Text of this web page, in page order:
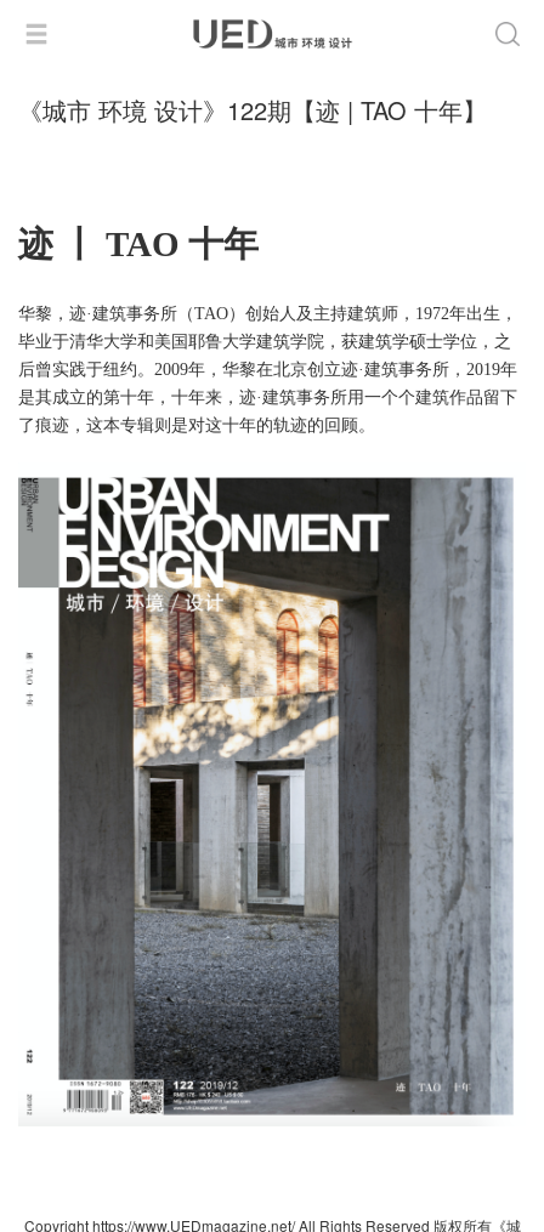
《城市 环境 设计》122期【迹 | TAO 十年】
迹 TAO 十年
华黎，迹·建筑事务所（TAO）创始人及主持建筑师，1972年出生，
毕业于清华大学和美国耶鲁大学建筑学院，获建筑学硕士学位，之
后曾实践于纽约。2009年 ，华黎在北京创立迹·建筑事务所，2019年
是其成立的第十年，十年来，迹·建筑事务所用一个个建筑作品留下
了痕迹，这本专辑则是对这十年的轨迹的回顾。
Copyright https://www.UEDmagazine.net/ All Rights Reserved 版权所有《城